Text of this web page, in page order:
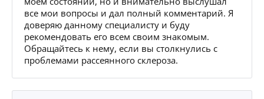
все мои вопросы и дал полный комментарий. Я
доверяю данному специалисту и буду
рекомендовать его всем своим знакомым.
Обращайтесь к нему, если вы столкнулись с
проблемами рассеянного склероза.